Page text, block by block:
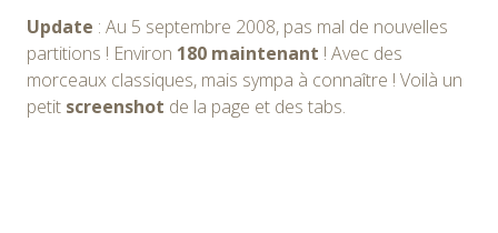
Update : Au 5 septembre 2008, pas mal de nouvelles
partitions ! Environ 180 maintenant ! Avec des
morceaux classiques, mais sympa à connaître ! Voilà un
petit screenshot de la page et des tabs.